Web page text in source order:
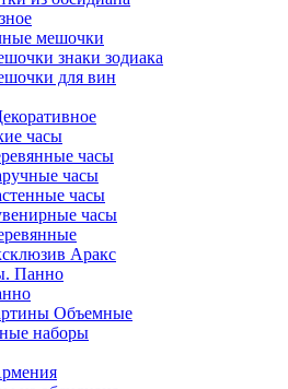
мешочки
знаки зодиака
для вин
часы
часы
часы
часы
часы
Аракс
Панно
Объемные
наборы